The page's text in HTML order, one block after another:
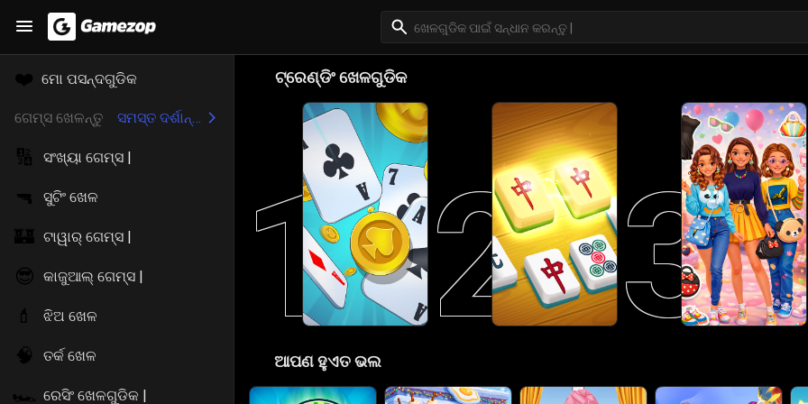
❤️ ମୋ ପସନ୍ଦଗୁଡିକ
ଗେମ୍ସ ଖେଳନ୍ତୁ ସମସ୍ତ ଦର୍ଶାନ୍ତୁ
🔢 ସଂଖ୍ୟା ଗେମ୍ସ |
🔫 ସୁଟିଂ ଖେଳ
🏰 ଟାୱାର୍ ଗେମ୍ସ |
😎 କାଜୁଆଲ୍ ଗେମ୍ସ |
💄 ଝିଅ ଖେଳ
🧠 ତର୍କ ଖେଳ
🏎️ ରେସିଂ ଖେଳଗୁଡିକ |
ଟ୍ରେଣ୍ଡିଂ ଖେଳଗୁଡିକ
1 2 3
ଆପଣ ହୁଏତ ଭଲ